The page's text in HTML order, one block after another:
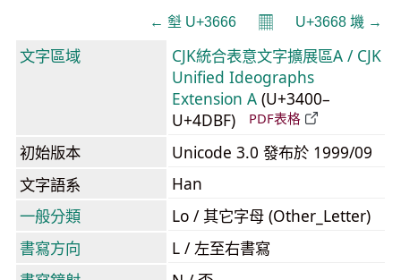
← 㙦 U+3666 𝄜 U+3668 㙨 →
文字區域
CJK統合表意文字擴展區A / CJK
Unified Ideographs
Extension A (U+3400–
U+4DBF)
PDF表格
初始版本
Unicode 3.0 發布於 1999/09
文字語系
Han
一般分類
Lo / 其它字母 (Other_Letter)
書寫方向
L / 左至右書寫